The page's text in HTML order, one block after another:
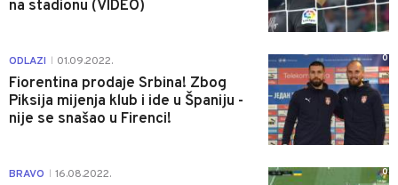
na stadionu (VIDEO)
ODLAZI 01.09.2022.
Fiorentina prodaje Srbina! Zbog
Piksija mijenja klub i ide u Španiju -
nije se snašao u Firenci!
0
BRAVO 16.08.2022. 0